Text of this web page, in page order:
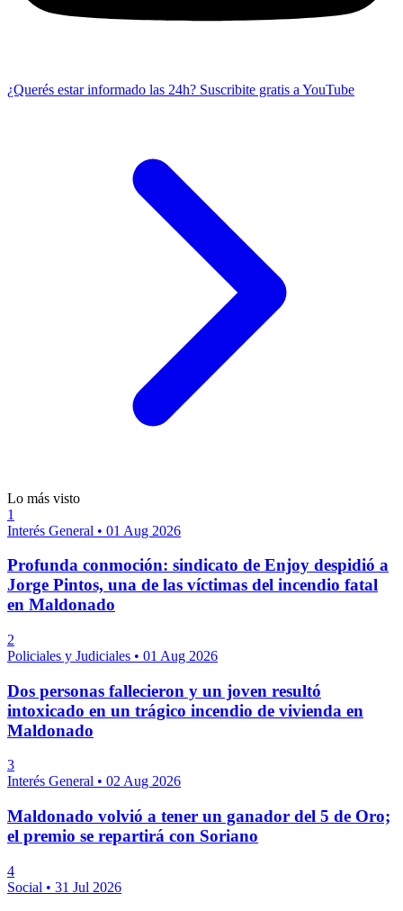
¿Querés estar informado las 24h? Suscribite gratis a YouTube
Lo más visto
1
Interés General • 01 Aug 2026
Profunda conmoción: sindicato de Enjoy despidió a
Jorge Pintos, una de las víctimas del incendio fatal
en Maldonado
2
Policiales y Judiciales • 01 Aug 2026
Dos personas fallecieron y un joven resultó
intoxicado en un trágico incendio de vivienda en
Maldonado
3
Interés General • 02 Aug 2026
Maldonado volvió a tener un ganador del 5 de Oro;
el premio se repartirá con Soriano
4
Social • 31 Jul 2026